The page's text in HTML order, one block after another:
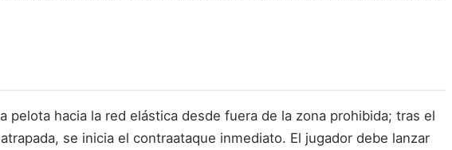
hacia la red elástica desde fuera de la zona prohibida; tras el
se inicia el contraataque inmediato. El jugador debe lanzar